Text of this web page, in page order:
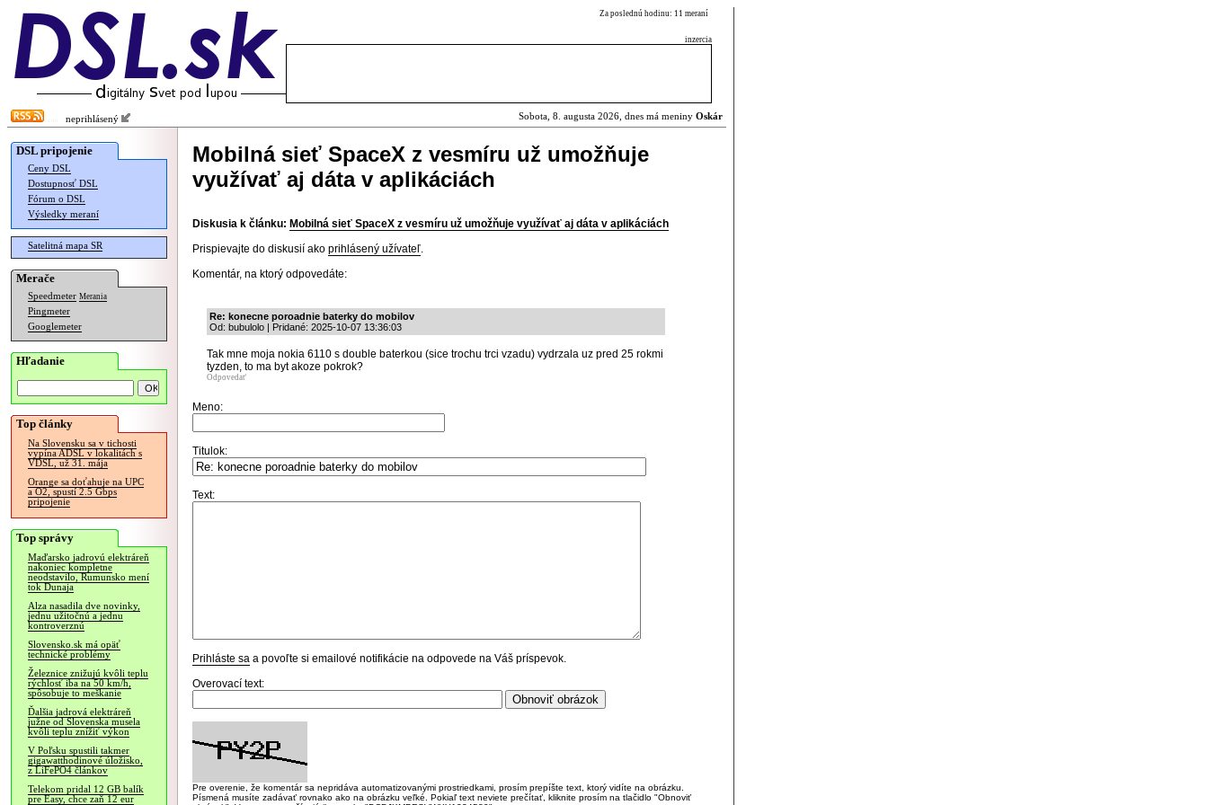
Za poslednú hodinu: 11 meraní
inzercia
neprihlásený Sobota, 8. augusta 2026, dnes má meniny Oskár
DSL pripojenie
Ceny DSL
Dostupnosť DSL
Fórum o DSL
Výsledky meraní
Satelitná mapa SR
Merače
Speedmeter Merania
Pingmeter
Googlemeter
Hľadanie
Top články
Na Slovensku sa v tichosti
vypína ADSL v lokalitách s
VDSL, už 31. mája
Orange sa doťahuje na UPC
a O2, spustí 2.5 Gbps
pripojenie
Top správy
Maďarsko jadrovú elektráreň
nakoniec kompletne
neodstavilo, Rumunsko mení
tok Dunaja
Alza nasadila dve novinky,
jednu užitočnú a jednu
kontroverznú
Slovensko.sk má opäť
technické problémy
Železnice znižujú kvôli teplu
rýchlosť iba na 50 km/h,
spôsobuje to meškanie
Ďalšia jadrová elektráreň
južne od Slovenska musela
kvôli teplu znížiť výkon
V Poľsku spustili takmer
gigawatthodinové úložisko,
z LiFePO4 článkov
Telekom pridal 12 GB balík
pre Easy, chce zaň 12 eur
Mobilná sieť SpaceX z vesmíru už umožňuje
využívať aj dáta v aplikáciách
Diskusia k článku: Mobilná sieť SpaceX z vesmíru už umožňuje využívať aj dáta v aplikáciách
Prispievajte do diskusií ako prihlásený užívateľ.
Komentár, na ktorý odpovedáte:
Re: konecne poroadnie baterky do mobilov
Od: bubulolo | Pridané: 2025-10-07 13:36:03
Tak mne moja nokia 6110 s double baterkou (sice trochu trci vzadu) vydrzala uz pred 25 rokmi
tyzden, to ma byt akoze pokrok?
Odpovedať
Meno:
Titulok:
Text:
Prihláste sa a povoľte si emailové notifikácie na odpovede na Váš príspevok.
Overovací text:
Pre overenie, že komentár sa nepridáva automatizovanými prostriedkami, prosím prepíšte text, ktorý vidíte na obrázku.
Písmená musíte zadávať rovnako ako na obrázku veľké. Pokiaľ text neviete prečítať, kliknite prosím na tlačidlo "Obnoviť